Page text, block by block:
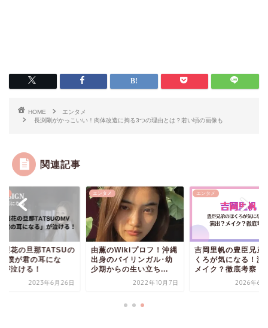
HOME
エンタメ
長渕剛がかっこいい！肉体改造に拘る3つの理由とは？若い頃の画像も
関連記事
梨花の旦那TATSUの
僕が君の耳にな
が泣ける！
2023年6月26日
エンタメ
由薫のWikiプロフ！沖縄
出身のバイリンガル･幼
少期からの生い立ち...
2022年10月7日
エンタメ
吉岡里帆の豊臣兄弟
くろが気になる！演
メイク？徹底考察
2026年6